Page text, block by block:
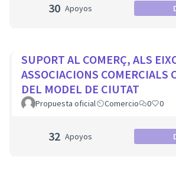
30 Apoyos
SUPORT AL COMERÇ, ALS
ASSOCIACIONS COMERCIALS
DEL MODEL DE CIUTAT
Propuesta oficial Comercio 0 0
32 Apoyos